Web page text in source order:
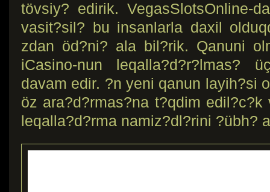
tövsiy? edirik. VegasSlotsOnline-
vasit?sil? bu insanlarla daxil
zdan öd?ni? ala bil?rik. Qanuni
iCasino-nun leqalla?d?r?lmas?
davam edir. ?n yeni qanun layih?si
öz ara?d?rmas?na t?qdim
leqalla?d?rma namiz?dl?rini ?übh?